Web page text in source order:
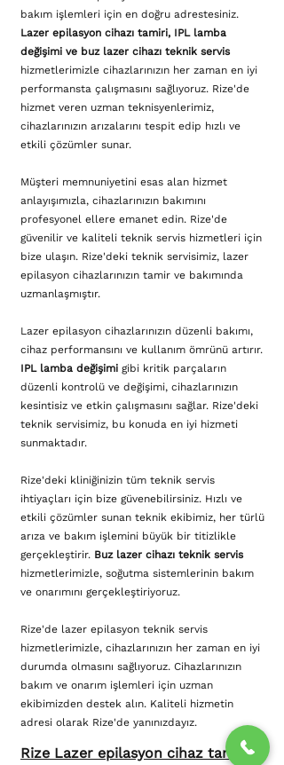
bakım işlemleri için en doğru adrestesiniz.
Lazer epilasyon cihazı tamiri, IPL lamba
değişimi ve buz lazer cihazı teknik servis
hizmetlerimizle cihazlarınızın her zaman en iyi
performansta çalışmasını sağlıyoruz. Rize'de
hizmet veren uzman teknisyenlerimiz,
cihazlarınızın arızalarını tespit edip hızlı ve
etkili çözümler sunar.
Müşteri memnuniyetini esas alan hizmet
anlayışımızla, cihazlarınızın bakımını
profesyonel ellere emanet edin. Rize'de
güvenilir ve kaliteli teknik servis hizmetleri için
bize ulaşın. Rize'deki teknik servisimiz, lazer
epilasyon cihazlarınızın tamir ve bakımında
uzmanlaşmıştır.
Lazer epilasyon cihazlarınızın düzenli bakımı,
cihaz performansını ve kullanım ömrünü artırır.
IPL lamba değişimi gibi kritik parçaların
düzenli kontrolü ve değişimi, cihazlarınızın
kesintisiz ve etkin çalışmasını sağlar. Rize'deki
teknik servisimiz, bu konuda en iyi hizmeti
sunmaktadır.
Rize'deki kliniğinizin tüm teknik servis
ihtiyaçları için bize güvenebilirsiniz. Hızlı ve
etkili çözümler sunan teknik ekibimiz, her türlü
arıza ve bakım işlemini büyük bir titizlikle
gerçekleştirir. Buz lazer cihazı teknik servis
hizmetlerimizle, soğutma sistemlerinin bakım
ve onarımını gerçekleştiriyoruz.
Rize'de lazer epilasyon teknik servis
hizmetlerimizle, cihazlarınızın her zaman en iyi
durumda olmasını sağlıyoruz. Cihazlarınızın
bakım ve onarım işlemleri için uzman
ekibimizden destek alın. Kaliteli hizmetin
adresi olarak Rize'de yanınızdayız.
Rize Lazer epilasyon cihaz tamiri